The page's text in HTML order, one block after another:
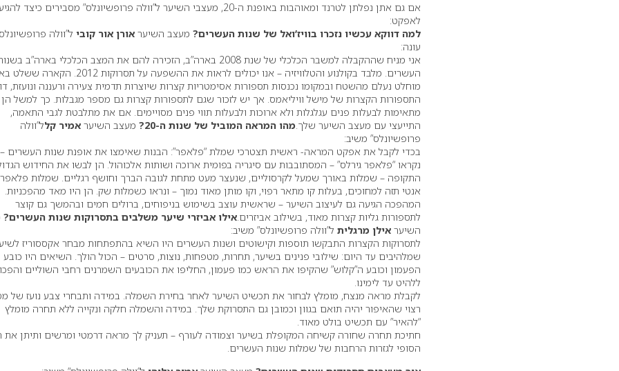
אם גם אתן נפלתן לטרנד ומאוהבות באופנת ה-20, מעצבי השיער ל”וולה פרופשיונלס” מסבירים כיצד
לאפקט:
למה דווקא עכשיו נזכרו בוויז’ואל של שנות העשרים? מעצב השיער אורן אור קובי ל”וולה
עונה:
אני מניח שההקבלה למשבר הכלכלי של שנת 2008 בארה”ב, הזכירה להם את המצב הכלכלי בארה”ב
העשרים. מלבד בקולנוע והטלוויזיה – אנו יכולים לראות את ההשפעה על תסרוקות 2012.
מוחלט נעלם מהשטח ובמקומו נכנסות תספורות אסימטריות קצרות שיוצרות תדמית צעירה ורעננה ונועזת,
התספורות הקצרות של מישל וויליאמס. אך יש לזכור שגם לתספורות קצרות גם מספר מגבלות. כך למשל הן
מתאימות לבעלות פנים עגלגלות ולא ארוכות ולבעלות תווי פנים מסויימים. אם את מתלבטת לגבי התאמה,
התייעצי עם מעצב השיער שלך.מהו המראה המוביל של שנות ה-20? מעצב השיער אמיר קלל”וולה
פרופשיונלס” משיב:
בכדי לקבל את אפקט המראה- ראשית תצטרכי שמלת “פלאפר”: הבנות שאימצו את אופנת שנות העשרים –
נקראו “פלאפר גירלס” – המסתובבות עם סיגריה בפומית ארוכה ושותות אלכוהול. הן לבשו את החידוש
התקופה – שמלות באורך שמעל לקרסוליים, שנעצר מעט מתחת לגובה הברך וחושף רגליים. שמלות פלאפר
אנטי תזה למחוכים, בעלות קו מתאר רפוי, וקו מותן מאוד נמוך – ונראו כשמלות שק. הן היו מאד מהפכניות.
המהפכה הגיעה גם לעיצוב השיער – שראשית עוצב בשימוש בניפוחים, ברולים חמים ובהמשך גם קוצר
לתספורות גליות קצרות מאוד, בשילוב אביזרים.אילו אביזרי שיער משלבים בתסרוקות שנות העשרים?
השיער אילן מרגלית ל”וולה פרופשיונלס” משיב:
לתסרוקות הקצרות התבקשו תוספות וקישוטים ושנות העשרים היו השיא בהתפתחות מבחר אקססוריז
שמלהיבים עד היום: שילובי פנינים בשיער, תחרות, מטפחות, נוצות, סרטים – הכול הולך. השיאים היו כובע
הפעמון וכובע ה”קלוש” שהקיפו את הראש כמו פעמון, החליפו את הכובעים השמרנים רחבי השוליים והפכו
ללהיט עד לימינו.
לקבלת מראה מנצח, מומלץ לבחור את תכשיט השיער לאחר בחירת השמלה. במידה ותבחרי צבע נועז של
רצוי שהאיפור יהיה תואם בגוון וכמובן גם התסרוקת שלך. במידה והשמלה חלקה ונקייה ללא תחרה מומלץ
“להאיר” עם תכשיט בולט מאוד.
חתיכת תחרה שחורה קשיחה המקופלת בשיער וצמודה לעורף – תעניק לך מראה דרמטי ומרשים ותיתן את
הסופי לגזרות הרחבות של שמלות שנות העשרים.